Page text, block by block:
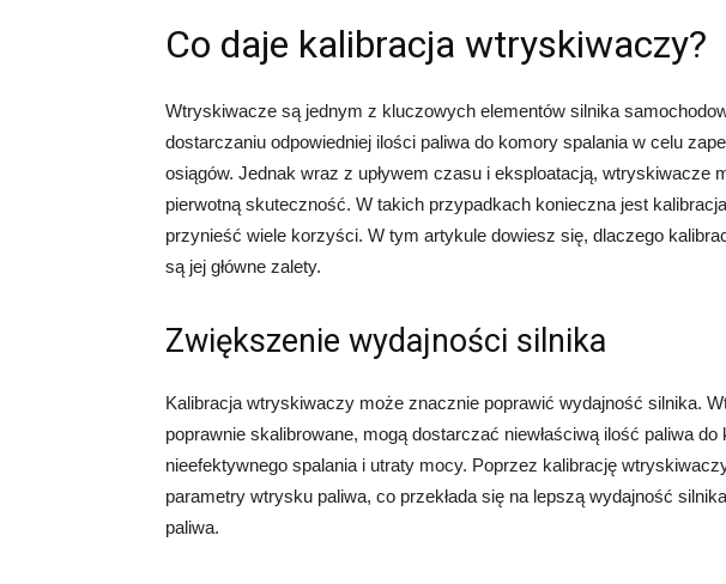
Co daje kalibracja wtryskiwaczy?
Wtryskiwacze są jednym z kluczowych elementów silnika
dostarczaniu odpowiedniej ilości paliwa do komory spalania w celu
osiągów. Jednak wraz z upływem czasu i eksploatacją, wtryskiwacze
pierwotną skuteczność. W takich przypadkach konieczna jest
przynieść wiele korzyści. W tym artykule dowiesz się, dlaczego
są jej główne zalety.
Zwiększenie wydajności silnika
Kalibracja wtryskiwaczy może znacznie poprawić wydajność silnika.
poprawnie skalibrowane, mogą dostarczać niewłaściwą ilość paliwa
nieefektywnego spalania i utraty mocy. Poprzez kalibrację
parametry wtrysku paliwa, co przekłada się na lepszą wydajność
paliwa.